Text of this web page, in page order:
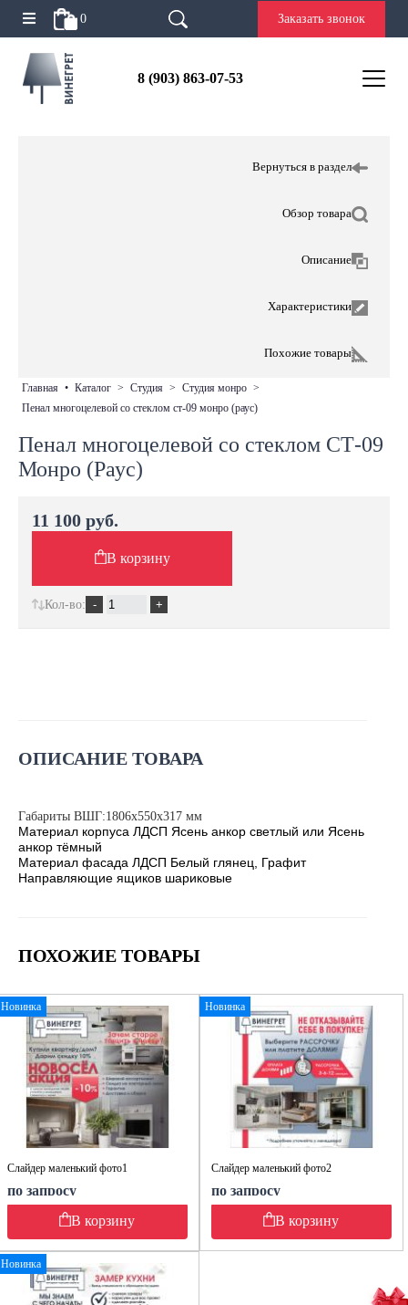
0 Заказать звонок
8 (903) 863-07-53
Вернуться в раздел
Обзор товара
Описание
Характеристики
Похожие товары
главная • каталог > студия > студия монро >
пенал многоцелевой со стеклом ст-09 монро (раус)
Пенал многоцелевой со стеклом СТ-09
Монро (Раус)
ОПИСАНИЕ ТОВАРА
Габариты ВШГ:1806х550х317 мм
Материал корпуса ЛДСП Ясень анкор светлый или Ясень
анкор тёмный
Материал фасада ЛДСП Белый глянец, Графит
Направляющие ящиков шариковые
ПОХОЖИЕ ТОВАРЫ
Новинка
Слайдер маленький фото1
по запросу
В корзину
Новинка
Слайдер маленький фото2
по запросу
В корзину
Новинка
11 100 руб.
В корзину
Кол-во: